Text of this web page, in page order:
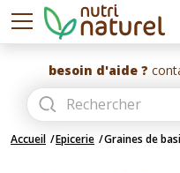
besoin d'aide ?
Accueil Epicerie Graines de